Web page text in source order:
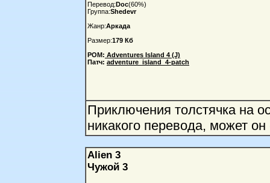
Перевод:Doc(60%)
Группа:Shedevr
Жанр:Аркада
Размер:179 Кб
РОМ: Adventures Island 4 (J)
Патч: adventure_island_4-patch
Приключения толстячка на
никакого перевода, может
Alien 3
Чужой 3